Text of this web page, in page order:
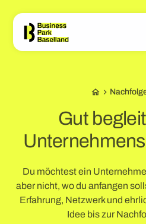
Gut
Unternehmens
Du möchtest ein
aber nicht, wo du anfangen
Erfahrung, Netzwerk und
Idee bis zur